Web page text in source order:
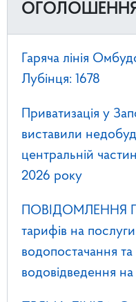
Гаряча лінія
Лубінця: 1678
Приватизація у
виставили
центральній
2026 року
ПОВІДОМЛЕННЯ
тарифів на
водопостачання та
водовідведення на